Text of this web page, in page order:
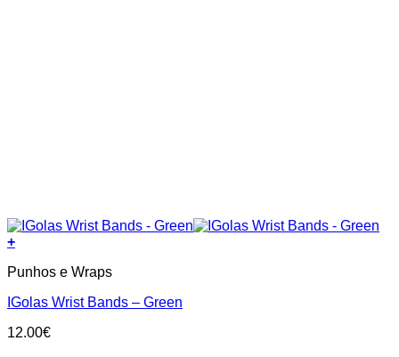
+
Punhos e Wraps
IGolas Wrist Bands – Green
12.00€